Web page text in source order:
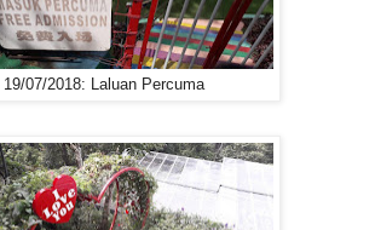
19/07/2018: Laluan Percuma